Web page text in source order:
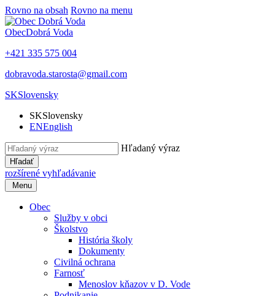
Rovno na obsah Rovno na menu
ObecDobrá Voda
+421 335 575 004
dobravoda.starosta@gmail.com
SKSlovensky
SKSlovensky
ENEnglish
Hľadaný výraz
Hľadať
rozšírené vyhľadávanie
Menu
Obec
Služby v obci
Školstvo
História školy
Dokumenty
Civilná ochrana
Farnosť
Menoslov kňazov v D. Vode